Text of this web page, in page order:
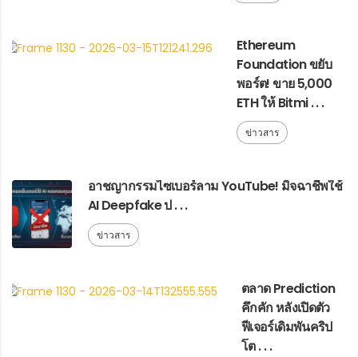
Ethereum
Foundation ขยับ
พอร์ต! ขาย 5,000
ETH ให้ Bitmi . . .
ข่าวสาร
อาชญากรรมไซเบอร์ลาม YouTube! มิจฉาชีพใช้
AI Deepfake ป . . .
ข่าวสาร
ตลาด Prediction
คึกคัก หลังเปิดตัว
ฟีเจอร์เดิมพันคริป
โต . . .